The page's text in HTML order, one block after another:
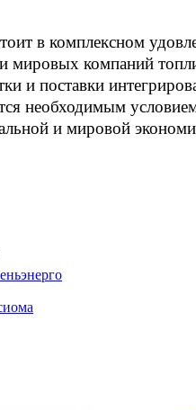
в комплексном
мировых компаний
и поставки
необходимым
и мировой